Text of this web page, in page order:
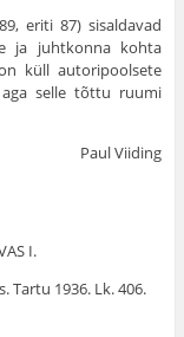
eriti 87) sisaldavad
ja juhtkonna kohta
küll autoripoolsete
aga selle tõttu ruumi
Paul Viiding
I.
Tartu 1936. Lk. 406.